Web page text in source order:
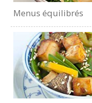
Menus équilibrés